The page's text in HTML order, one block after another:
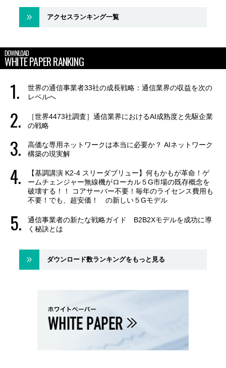
アクセスランキング一覧
DOWNLOAD
WHITE PAPER RANKING
世界の通信事業者33社の成長戦略：通信業界の収益を次の
レベルへ
［世界4473社調査］通信業界におけるAI成熟度と先駆企業
の戦略
高価な専用ネットワークは本当に必要か？ AIネットワーク
構築の現実解
【基調講演 K2-4 スリーダブリュー】何もかもが革命！ゲ
ームチェンジャー無線機がローカル５G市場の既存概念を
破壊する！！ コアサーバー不要！毎年のライセンス費用も
不要！でも、超安価！ の新しい５Gモデル
通信事業者の新たな戦略ガイド B2B2Xモデルを成功に導
く秘訣とは
ダウンロード数ランキングをもっと見る